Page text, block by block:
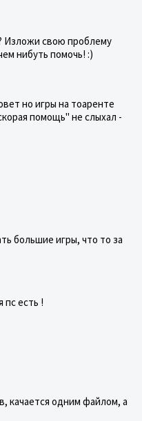
Изложи свою проблему
нибуть помочь! :)
но игры на тоаренте
помощь" не слыхал -
большие игры, что то за
пс есть !
качается одним файлом, а